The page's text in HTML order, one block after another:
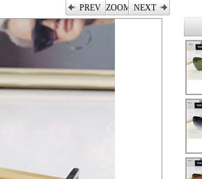
PREV ZOOM NEXT